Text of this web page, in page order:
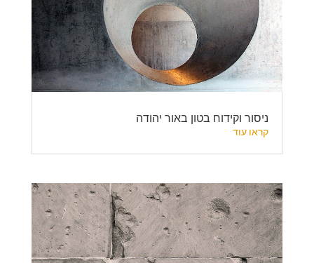
ניסור וקידוח בטון באור יהודה
קראו עוד